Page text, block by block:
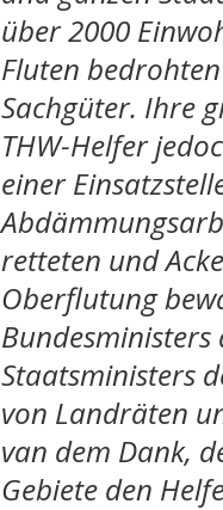
über 2000
Fluten
Sachgüter. Ihre
THW-Helfer
einer
retteten und
Oberflutung
Bundesministers
Staatsministers
von Landräten
van dem Dank,
Gebiete den